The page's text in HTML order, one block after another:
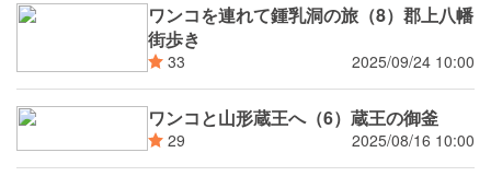
ワンコを連れて鍾乳洞の旅（8）郡上八幡
街歩き
33 2025/09/24 10:00
ワンコと山形蔵王へ（6）蔵王の御釜
29 2025/08/16 10:00